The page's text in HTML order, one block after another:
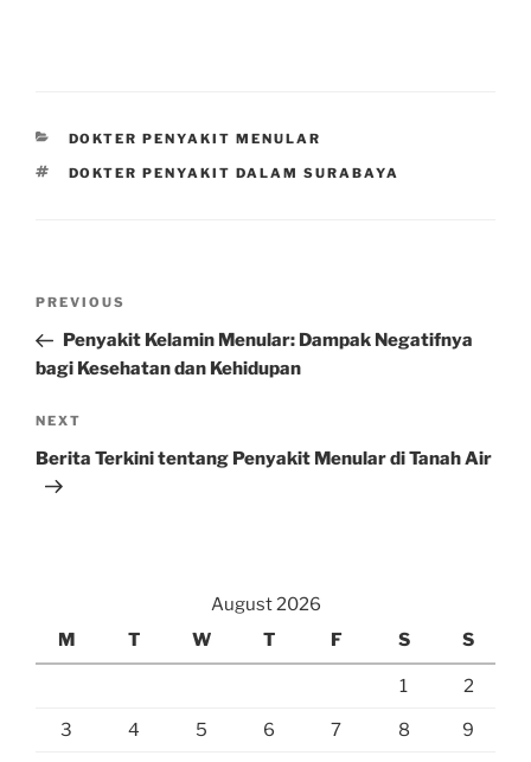
CATEGORIES
DOKTER PENYAKIT MENULAR
TAGS
DOKTER PENYAKIT DALAM SURABAYA
Previous
Post
PREVIOUS
Penyakit Kelamin Menular: Dampak Negatifnya
bagi Kesehatan dan Kehidupan
Next
Post
NEXT
Berita Terkini tentang Penyakit Menular di Tanah Air
August 2026
M
T W T F S S
1 2
3 4 5 6 7 8 9